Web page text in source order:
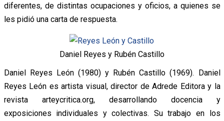
diferentes, de distintas ocupaciones y oficios, a quienes se
les pidió una carta de respuesta.
Daniel Reyes y Rubén Castillo
Daniel Reyes León (1980) y Rubén Castillo (1969). Daniel
Reyes León es artista visual, director de Adrede Editora y la
revista arteycritica.org, desarrollando docencia y
exposiciones individuales y colectivas. Su trabajo en los